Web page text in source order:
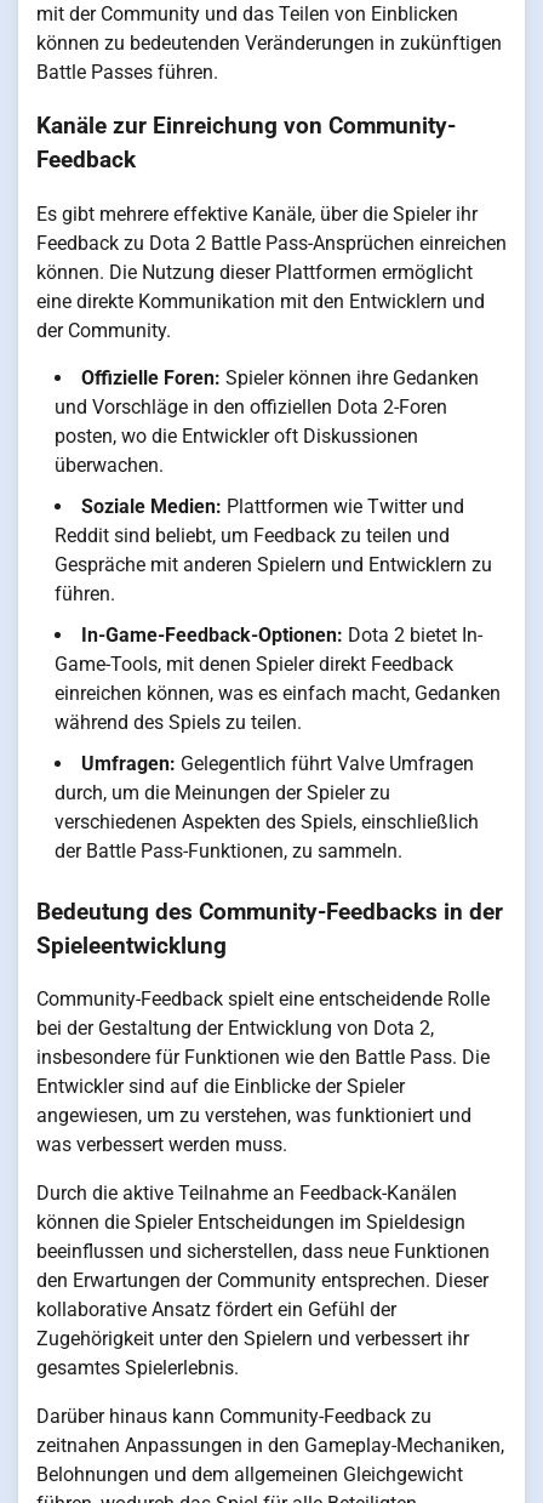
mit der Community und das Teilen von Einblicken
können zu bedeutenden Veränderungen in zukünftigen
Battle Passes führen.
Kanäle zur Einreichung von Community-
Feedback
Es gibt mehrere effektive Kanäle, über die Spieler ihr
Feedback zu Dota 2 Battle Pass-Ansprüchen einreichen
können. Die Nutzung dieser Plattformen ermöglicht
eine direkte Kommunikation mit den Entwicklern und
der Community.
Offizielle Foren: Spieler können ihre Gedanken
und Vorschläge in den offiziellen Dota 2-Foren
posten, wo die Entwickler oft Diskussionen
überwachen.
Soziale Medien: Plattformen wie Twitter und
Reddit sind beliebt, um Feedback zu teilen und
Gespräche mit anderen Spielern und Entwicklern zu
führen.
In-Game-Feedback-Optionen: Dota 2 bietet In-
Game-Tools, mit denen Spieler direkt Feedback
einreichen können, was es einfach macht, Gedanken
während des Spiels zu teilen.
Umfragen: Gelegentlich führt Valve Umfragen
durch, um die Meinungen der Spieler zu
verschiedenen Aspekten des Spiels, einschließlich
der Battle Pass-Funktionen, zu sammeln.
Bedeutung des Community-Feedbacks in der
Spieleentwicklung
Community-Feedback spielt eine entscheidende Rolle
bei der Gestaltung der Entwicklung von Dota 2,
insbesondere für Funktionen wie den Battle Pass. Die
Entwickler sind auf die Einblicke der Spieler
angewiesen, um zu verstehen, was funktioniert und
was verbessert werden muss.
Durch die aktive Teilnahme an Feedback-Kanälen
können die Spieler Entscheidungen im Spieldesign
beeinflussen und sicherstellen, dass neue Funktionen
den Erwartungen der Community entsprechen. Dieser
kollaborative Ansatz fördert ein Gefühl der
Zugehörigkeit unter den Spielern und verbessert ihr
gesamtes Spielerlebnis.
Darüber hinaus kann Community-Feedback zu
zeitnahen Anpassungen in den Gameplay-Mechaniken,
Belohnungen und dem allgemeinen Gleichgewicht